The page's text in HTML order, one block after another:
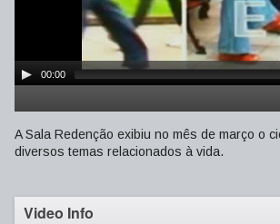
00:00
A Sala Redenção exibiu no mês de março o
diversos temas relacionados à vida.
Video Info